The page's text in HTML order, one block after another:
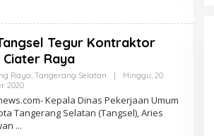
Tegur Kontraktor
Raya
Raya, Tangerang Selatan
Minggu, 20
2020Oleh
Kepala Dinas Pekerjaan Umum
Tangerang Selatan (Tangsel), Aries